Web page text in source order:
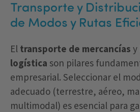
Transporte y
de Modos y Rutas
El transporte de mercancías y
logística son pilares
empresarial. Seleccionar el
adecuado (terrestre, aéreo,
multimodal) es esencial para